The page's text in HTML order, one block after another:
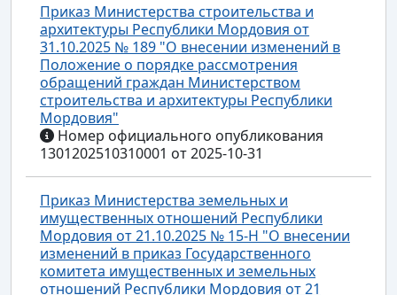
Приказ Министерства строительства и
архитектуры Республики Мордовия от
31.10.2025 № 189 "О внесении изменений в
Положение о порядке рассмотрения
обращений граждан Министерством
строительства и архитектуры Республики
Мордовия"
Номер официального опубликования
1301202510310001 от 2025-10-31
Приказ Министерства земельных и
имущественных отношений Республики
Мордовия от 21.10.2025 № 15-Н "О внесении
изменений в приказ Государственного
комитета имущественных и земельных
отношений Республики Мордовия от 21